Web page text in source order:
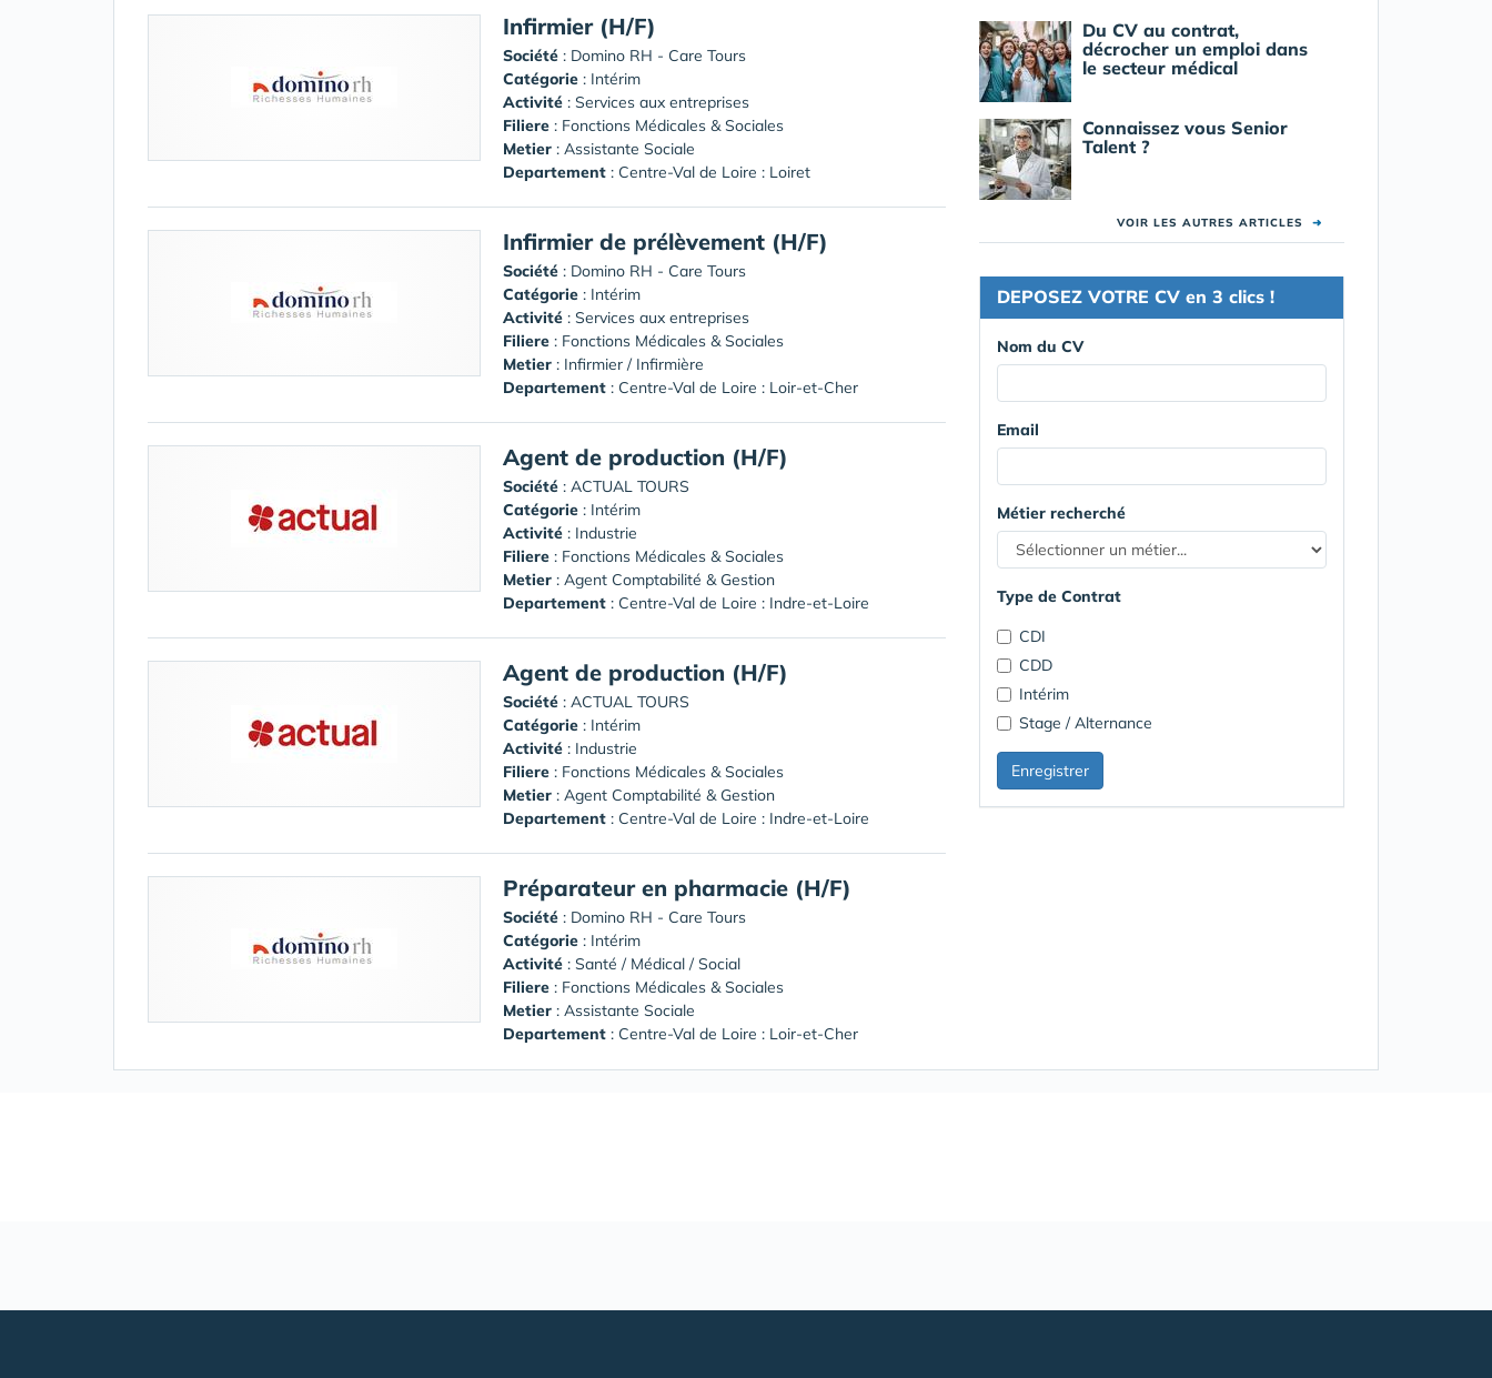
Infirmier (H/F)
Société : Domino RH - Care Tours
Catégorie : Intérim
Activité : Services aux entreprises
Filiere : Fonctions Médicales & Sociales
Metier : Assistante Sociale
Departement : Centre-Val de Loire : Loiret
Infirmier de prélèvement (H/F)
Société : Domino RH - Care Tours
Catégorie : Intérim
Activité : Services aux entreprises
Filiere : Fonctions Médicales & Sociales
Metier : Infirmier / Infirmière
Departement : Centre-Val de Loire : Loir-et-Cher
Agent de production (H/F)
Société : ACTUAL TOURS
Catégorie : Intérim
Activité : Industrie
Filiere : Fonctions Médicales & Sociales
Metier : Agent Comptabilité & Gestion
Departement : Centre-Val de Loire : Indre-et-Loire
Agent de production (H/F)
Société : ACTUAL TOURS
Catégorie : Intérim
Activité : Industrie
Filiere : Fonctions Médicales & Sociales
Metier : Agent Comptabilité & Gestion
Departement : Centre-Val de Loire : Indre-et-Loire
Préparateur en pharmacie (H/F)
Société : Domino RH - Care Tours
Catégorie : Intérim
Activité : Santé / Médical / Social
Filiere : Fonctions Médicales & Sociales
Metier : Assistante Sociale
Departement : Centre-Val de Loire : Loir-et-Cher
Du CV au contrat,
décrocher un emploi dans
le secteur médical
Connaissez vous Senior
Talent ?
VOIR LES AUTRES ARTICLES ➜
DEPOSEZ VOTRE CV en 3 clics !
Nom du CV
Email
Métier recherché
Type de Contrat
CDI
CDD
Intérim
Stage / Alternance